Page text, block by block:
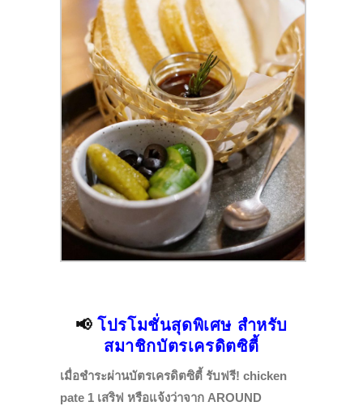
📢โปรโมชั่นสุดพิเศษ สำหรับ
สมาชิกบัตรเครดิตซิตี้
เมื่อชำระผ่านบัตรเครดิตซิตี้ รับฟรี! chicken
pate 1 เสริฟ หรือแจ้งว่าจาก AROUND